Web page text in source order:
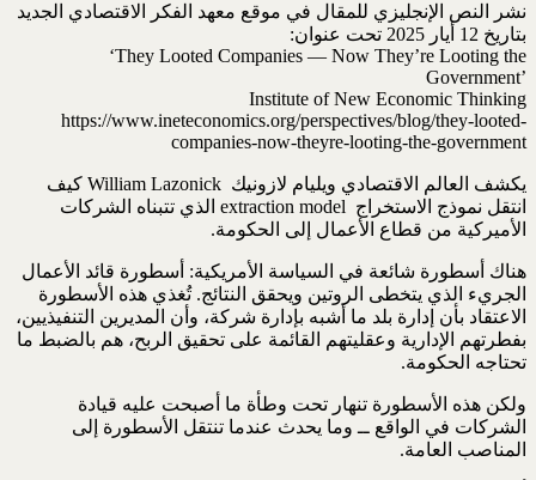
نشر النص الإنجليزي للمقال في موقع معهد الفكر الاقتصادي الجديد
بتاريخ 12 أيار 2025 تحت عنوان:‏
‎‘They Looted Companies — Now They’re Looting the
Government’‎
Institute of New Economic Thinking
https://www.ineteconomics.org/perspectives/blog/they-looted-
companies-now-‎theyre-looting-the-government
يكشف العالم الاقتصادي ويليام لازونيك ‏ ‏William Lazonick‏ كيف
انتقل نموذج الاستخراج ‏ ‏extraction model‏ الذي تتبناه الشركات
الأميركية من قطاع الأعمال إلى الحكومة‎.‎
هناك أسطورة شائعة في السياسة الأمريكية: أسطورة قائد الأعمال
الجريء الذي يتخطى الروتين ‏ويحقق النتائج. تُغذي هذه الأسطورة
الاعتقاد بأن إدارة بلد ما أشبه بإدارة شركة، وأن المديرين ‏التنفيذيين،
بفطرتهم الإدارية وعقليتهم القائمة على تحقيق الربح، هم بالضبط ما
تحتاجه الحكومة.‏
ولكن هذه الأسطورة تنهار تحت وطأة ما أصبحت عليه قيادة
الشركات في الواقع ــ وما يحدث ‏عندما تنتقل الأسطورة إلى
المناصب العامة.‏